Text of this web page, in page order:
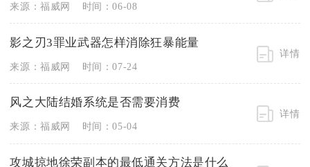
来源：福威网 时间：06-08
影之刃3罪业武器怎样消除狂暴能量
来源：福威网 时间：07-24
详情
风之大陆结婚系统是否需要消费
来源：福威网 时间：05-04
详情
攻城掠地徐荣副本的最低通关方法是什么